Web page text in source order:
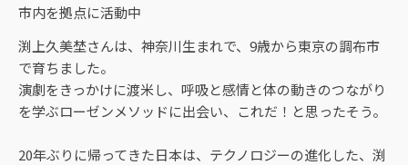
市内を拠点に活動中
渕上久美埜さんは、神奈川生まれで、9歳から東京の調布市
で育ちました。
演劇をきっかけに渡米し、呼吸と感情と体の動きのつながり
を学ぶローゼンメソッドに出会い、これだ！と思ったそう。
20年ぶりに帰ってきた日本は、テクノロジーの進化した、渕